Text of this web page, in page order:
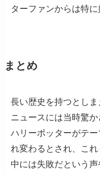
ターファンからは特に
まとめ
長い歴史を持つとし
ニュースには当時驚
ハリーポッターがテ
れ変わるとされ、これ
中には失敗だという